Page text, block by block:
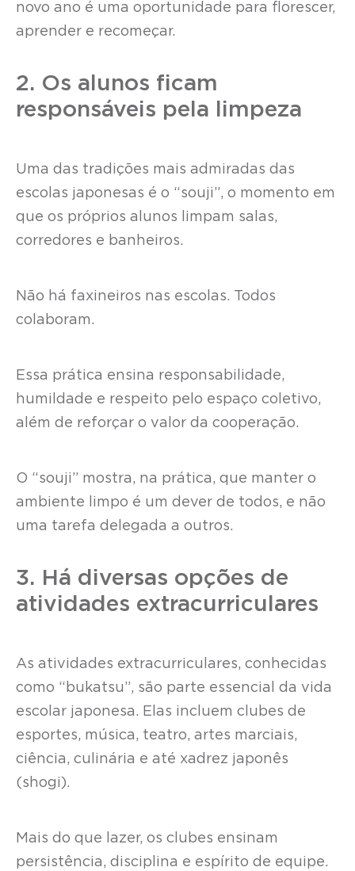
novo ano é uma oportunidade para florescer,
aprender e recomeçar.
2. Os alunos ficam
responsáveis pela limpeza
Uma das tradições mais admiradas das
escolas japonesas é o “souji”, o momento em
que os próprios alunos limpam salas,
corredores e banheiros.
Não há faxineiros nas escolas. Todos
colaboram.
Essa prática ensina responsabilidade,
humildade e respeito pelo espaço coletivo,
além de reforçar o valor da cooperação.
O “souji” mostra, na prática, que manter o
ambiente limpo é um dever de todos, e não
uma tarefa delegada a outros.
3. Há diversas opções de
atividades extracurriculares
As atividades extracurriculares, conhecidas
como “bukatsu”, são parte essencial da vida
escolar japonesa. Elas incluem clubes de
esportes, música, teatro, artes marciais,
ciência, culinária e até xadrez japonês
(shogi).
Mais do que lazer, os clubes ensinam
persistência, disciplina e espírito de equipe.